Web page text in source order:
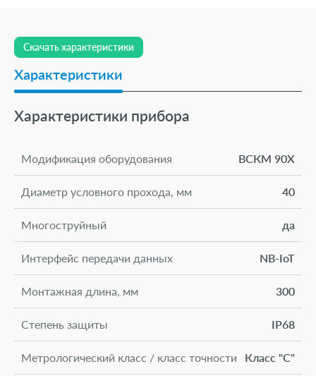
Характеристики
Скачать характеристики
Характеристики прибора
Модификация оборудования ВСКМ 90Х
Диаметр условного прохода, мм 40
Многоструйный да
Интерфейс передачи данных NB-IoT
Монтажная длина, мм 300
Степень защиты IP68
Метрологический класс / класс точности Класс "С"